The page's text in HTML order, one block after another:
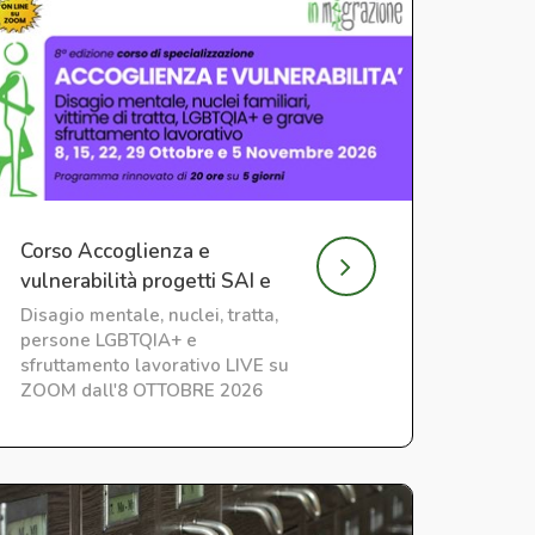
Corso Accoglienza e
vulnerabilità progetti SAI e
CAS
Disagio mentale, nuclei, tratta,
persone LGBTQIA+ e
sfruttamento lavorativo LIVE su
ZOOM dall'8 OTTOBRE 2026